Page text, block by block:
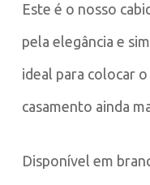
Este é o nosso
pela elegância e
ideal para colocar
casamento ainda
Disponível em